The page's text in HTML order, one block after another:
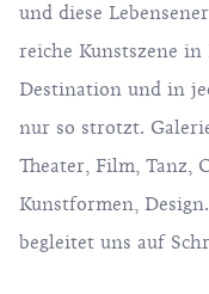
und diese
reiche Kunstszene
Destination und in
nur so strotzt.
Theater, Film, Tanz,
Kunstformen,
begleitet uns auf